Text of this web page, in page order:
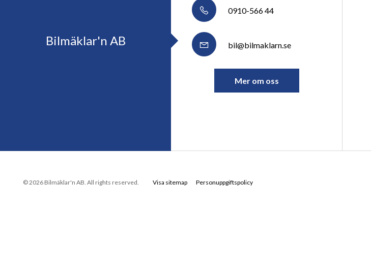
Bilmäklar'n AB
0910-566 44
bil@bilmaklarn.se
Mer om oss
© 2026 Bilmäklar'n AB. All rights reserved. Visa sitemap Personuppgiftspolicy